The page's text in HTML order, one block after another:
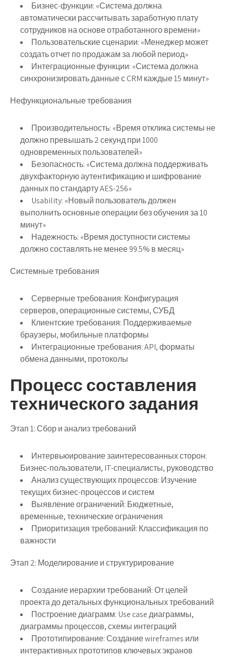
Бизнес-функции: «Система должна
автоматически рассчитывать заработную плату
сотрудников на основе отработанного времени»
Пользовательские сценарии: «Менеджер может
создать отчет по продажам за любой период»
Интеграционные функции: «Система должна
синхронизировать данные с CRM каждые 15 минут»
Нефункциональные требования
Производительность: «Время отклика системы не
должно превышать 2 секунд при 1000
одновременных пользователей»
Безопасность: «Система должна поддерживать
двухфакторную аутентификацию и шифрование
данных по стандарту AES-256»
Usability: «Новый пользователь должен
выполнить основные операции без обучения за 10
минут»
Надежность: «Время доступности системы
должно составлять не менее 99.5% в месяц»
Системные требования
Серверные требования: Конфигурация
серверов, операционные системы, СУБД
Клиентские требования: Поддерживаемые
браузеры, мобильные платформы
Интеграционные требования: API, форматы
обмена данными, протоколы
Процесс составления
технического задания
Этап 1: Сбор и анализ требований
Интервьюирование заинтересованных сторон:
Бизнес-пользователи, IT-специалисты, руководство
Анализ существующих процессов: Изучение
текущих бизнес-процессов и систем
Выявление ограничений: Бюджетные,
временные, технические ограничения
Приоритизация требований: Классификация по
важности
Этап 2: Моделирование и структурирование
Создание иерархии требований: От целей
проекта до детальных функциональных требований
Построение диаграмм: Use case диаграммы,
диаграммы процессов, схемы интеграций
Прототипирование: Создание wireframes или
интерактивных прототипов ключевых экранов